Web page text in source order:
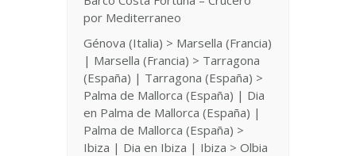
por Mediterraneo
Génova (Italia) > Marsella (Francia)
| Marsella (Francia) > Tarragona
(España) | Tarragona (España) >
Palma de Mallorca (España) | Dia
en Palma de Mallorca (España) |
Palma de Mallorca (España) >
Ibiza | Dia en Ibiza | Ibiza > Olbia